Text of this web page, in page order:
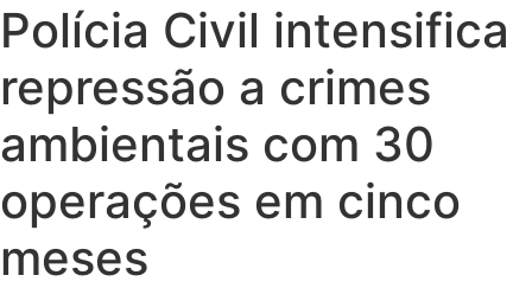
Polícia Civil intensifica
repressão a crimes
ambientais com 30
operações em cinco
meses